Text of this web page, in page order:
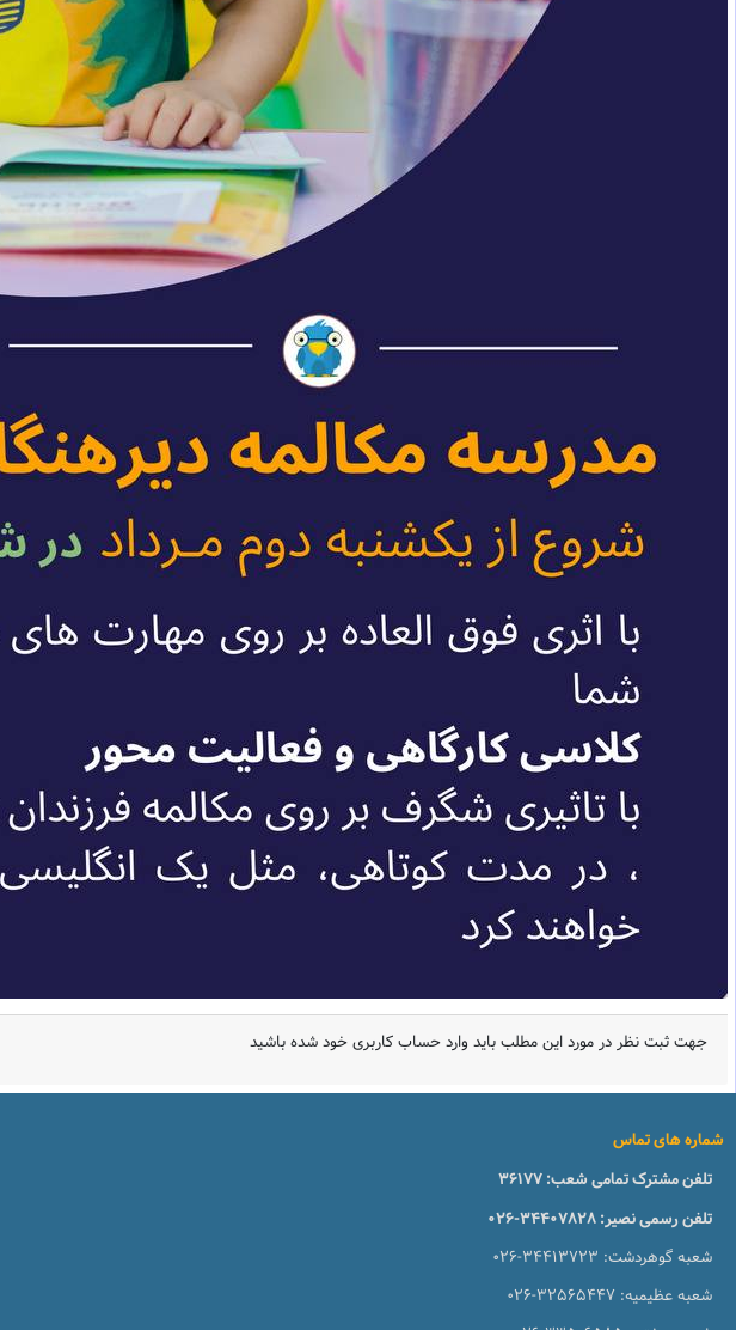
جهت ثبت نظر در مورد این مطلب باید وارد حساب کاربری خود شده باشید
شماره های تماس
تلفن مشترک تمامی شعب:36177
تلفن رسمی نصیر:026-34407828
شعبه گوهردشت: 026-34413723
شعبه عظیمیه: 026-32565447